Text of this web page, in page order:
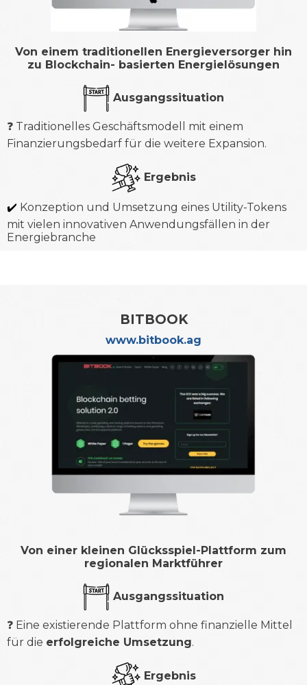
Von einem traditionellen Energieversorger hin
zu Blockchain- basierten Energielösungen
Ausgangssituation
❓ Traditionelles Geschäftsmodell mit einem
Finanzierungsbedarf für die weitere Expansion.
Ergebnis
✔️ Konzeption und Umsetzung eines Utility-Tokens
mit vielen innovativen Anwendungsfällen in der
Energiebranche
BITBOOK
www.bitbook.ag
Von einer kleinen Glücksspiel-Plattform zum
regionalen Marktführer
Ausgangssituation
❓ Eine existierende Plattform ohne finanzielle Mittel
für die erfolgreiche Umsetzung.
Ergebnis